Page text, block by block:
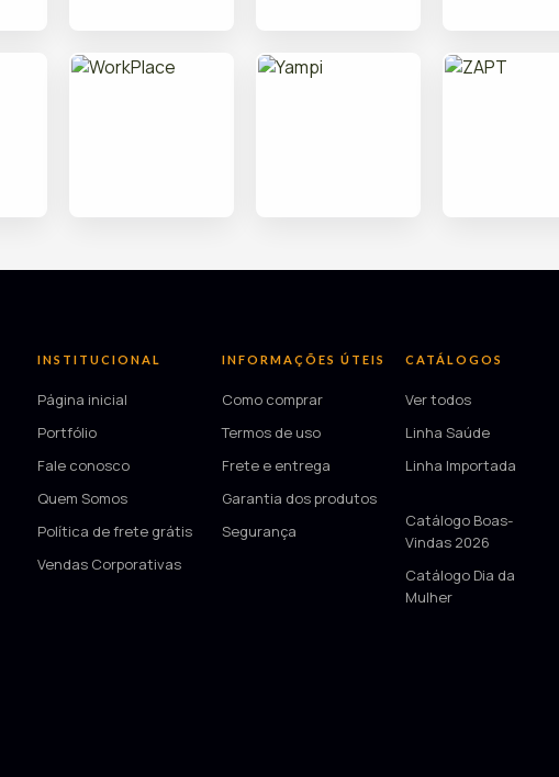
INSTITUCIONAL
Página inicial
Portfólio
Fale conosco
Quem Somos
Política de frete grátis
Vendas Corporativas
INFORMAÇÕES ÚTEIS
Como comprar
Termos de uso
Frete e entrega
Garantia dos produtos
Segurança
CATÁLOGOS
Ver todos
Linha Saúde
Linha Importada
Catálogo Boas-
Vindas 2026
Catálogo Dia da
Mulher